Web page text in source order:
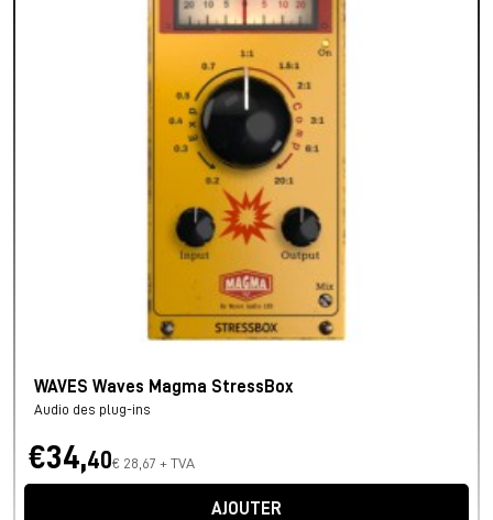
WAVES Waves Magma StressBox
Audio des plug-ins
€34,40€ 28,67 + TVA
AJOUTER